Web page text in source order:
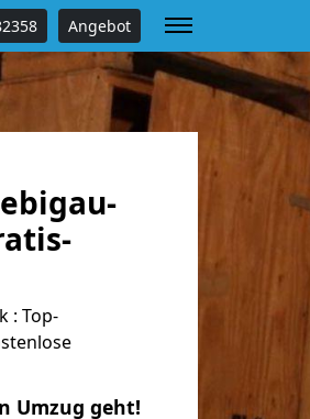
Angebot
: Top-
Umzug geht!